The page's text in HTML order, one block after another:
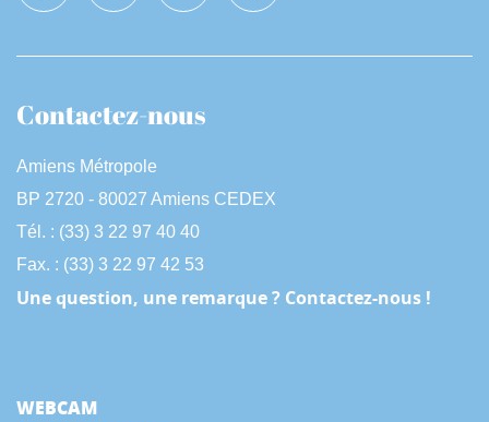
Contactez-nous
Amiens Métropole
BP 2720 - 80027 Amiens CEDEX
Tél. : (33) 3 22 97 40 40
Fax. : (33) 3 22 97 42 53
Une question, une remarque ? Contactez-nous !
WEBCAM